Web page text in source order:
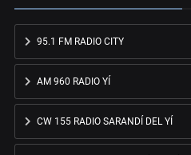
95.1 FM RADIO CITY
AM 960 RADIO YÍ
CW 155 RADIO SARANDÍ DEL YÍ